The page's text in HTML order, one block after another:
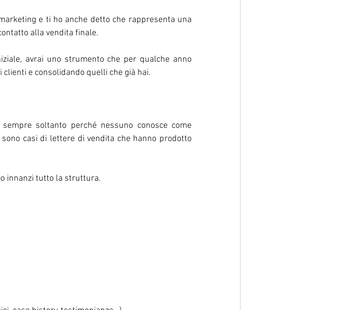
e ti ho anche detto che rappresenta una
alla vendita finale.
avrai uno strumento che per qualche anno
e consolidando quelli che già hai.
soltanto perché nessuno conosce come
casi di lettere di vendita che hanno prodotto
innanzi tutto la struttura.